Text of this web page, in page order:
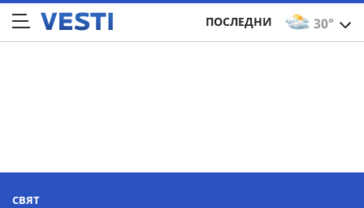
30°
ПОСЛЕДНИ
СВЯТ